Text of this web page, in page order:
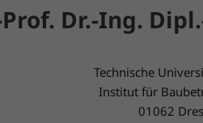
Dr.-Ing.
Technische
Institut für
01062